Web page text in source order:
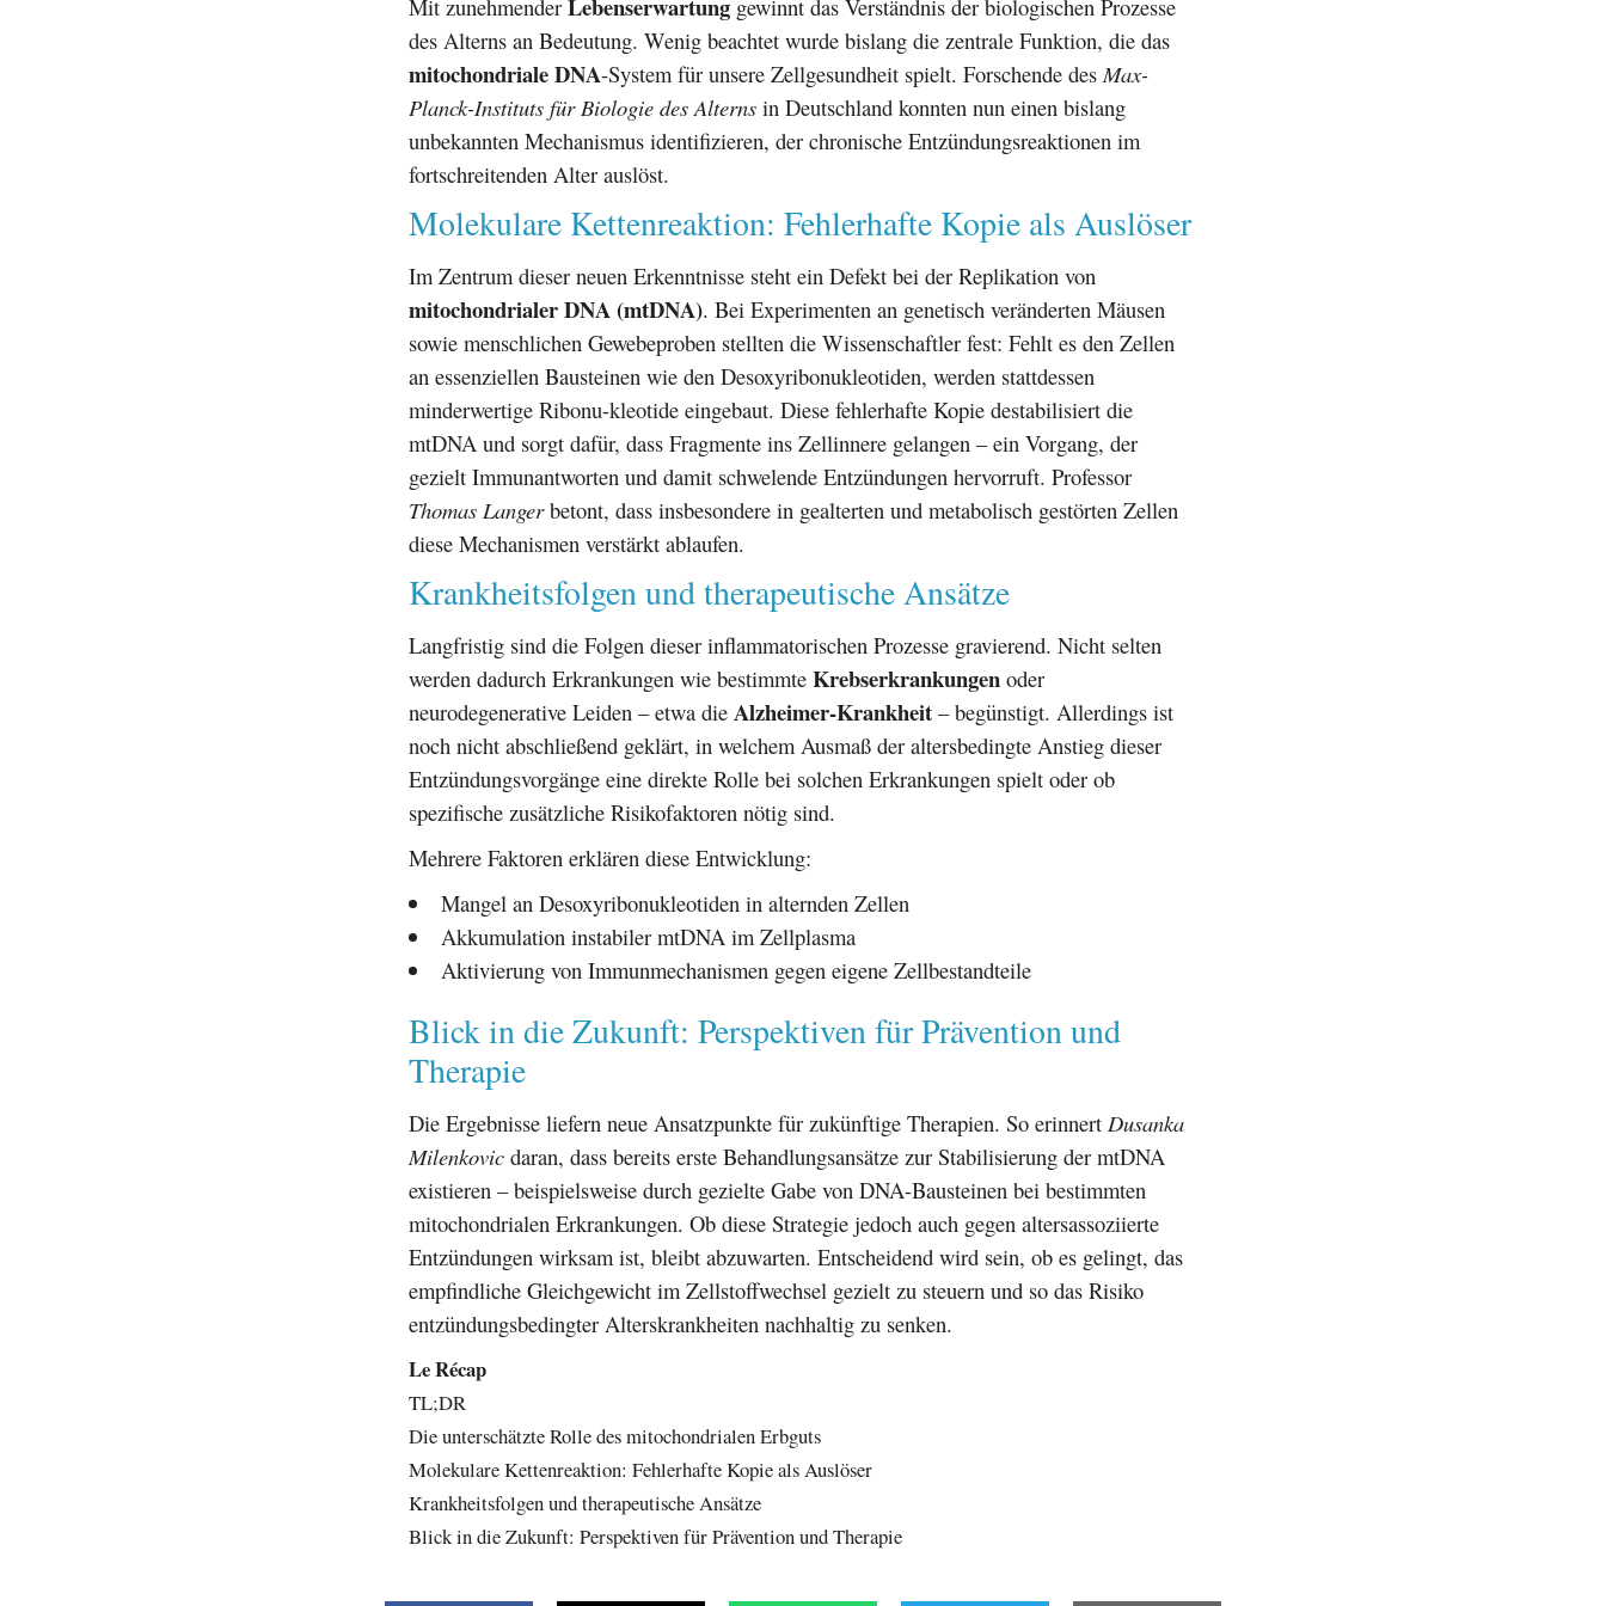
Mit zunehmender Lebenserwartung gewinnt das Verständnis der biologischen Prozesse
des Alterns an Bedeutung. Wenig beachtet wurde bislang die zentrale Funktion, die das
mitochondriale DNA-System für unsere Zellgesundheit spielt. Forschende desMax-
Planck-Instituts für Biologie des Alterns in Deutschland konnten nun einen bislang
unbekannten Mechanismus identifizieren, der chronische Entzündungsreaktionen im
fortschreitenden Alter auslöst.
Molekulare Kettenreaktion: Fehlerhafte Kopie als Auslöser
Im Zentrum dieser neuen Erkenntnisse steht ein Defekt bei der Replikation von
mitochondrialer DNA (mtDNA). Bei Experimenten an genetisch veränderten Mäusen
sowie menschlichen Gewebeproben stellten die Wissenschaftler fest: Fehlt es den Zellen
an essenziellen Bausteinen wie den Desoxyribonukleotiden, werden stattdessen
minderwertige Ribonu-kleotide eingebaut. Diese fehlerhafte Kopie destabilisiert die
mtDNA und sorgt dafür, dass Fragmente ins Zellinnere gelangen – ein Vorgang, der
gezielt Immunantworten und damit schwelende Entzündungen hervorruft. Professor
Thomas Langerbetont, dass insbesondere in gealterten und metabolisch gestörten Zellen
diese Mechanismen verstärkt ablaufen.
Krankheitsfolgen und therapeutische Ansätze
Langfristig sind die Folgen dieser inflammatorischen Prozesse gravierend. Nicht selten
werden dadurch Erkrankungen wie bestimmte Krebserkrankungen oder
neurodegenerative Leiden – etwa die Alzheimer-Krankheit – begünstigt. Allerdings ist
noch nicht abschließend geklärt, in welchem Ausmaß der altersbedingte Anstieg dieser
Entzündungsvorgänge eine direkte Rolle bei solchen Erkrankungen spielt oder ob
spezifische zusätzliche Risikofaktoren nötig sind.
Mehrere Faktoren erklären diese Entwicklung:
Mangel an Desoxyribonukleotiden in alternden Zellen
Akkumulation instabiler mtDNA im Zellplasma
Aktivierung von Immunmechanismen gegen eigene Zellbestandteile
Blick in die Zukunft: Perspektiven für Prävention und
Therapie
Die Ergebnisse liefern neue Ansatzpunkte für zukünftige Therapien. So erinnert Dusanka
Milenkovic daran, dass bereits erste Behandlungsansätze zur Stabilisierung der mtDNA
existieren – beispielsweise durch gezielte Gabe von DNA-Bausteinen bei bestimmten
mitochondrialen Erkrankungen. Ob diese Strategie jedoch auch gegen altersassoziierte
Entzündungen wirksam ist, bleibt abzuwarten. Entscheidend wird sein, ob es gelingt, das
empfindliche Gleichgewicht im Zellstoffwechsel gezielt zu steuern und so das Risiko
entzündungsbedingter Alterskrankheiten nachhaltig zu senken.
Le Récap
TL;DR
Die unterschätzte Rolle des mitochondrialen Erbguts
Molekulare Kettenreaktion: Fehlerhafte Kopie als Auslöser
Krankheitsfolgen und therapeutische Ansätze
Blick in die Zukunft: Perspektiven für Prävention und Therapie